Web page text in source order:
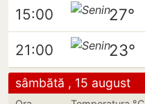
15:00 27°
21:00 23°
sâmbătă , 15 august